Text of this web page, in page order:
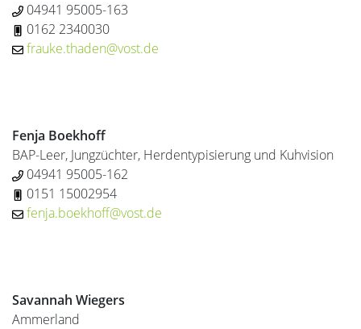
04941 95005-163
0162 2340030
frauke.thaden@vost.de
Fenja Boekhoff
BAP-Leer, Jungzüchter, Herdentypisierung und Kuhvision
04941 95005-162
0151 15002954
fenja.boekhoff@vost.de
Savannah Wiegers
Ammerland